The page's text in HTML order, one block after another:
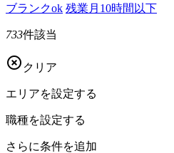
ブランクok 残業月10時間以下
733件該当
 クリア
エリアを設定する
職種を設定する
さらに条件を追加